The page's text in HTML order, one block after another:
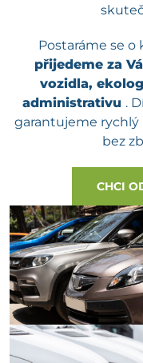
Postaráme se
přijedeme za
vozidla,
administrativu .
garantujeme
bez
CHCI